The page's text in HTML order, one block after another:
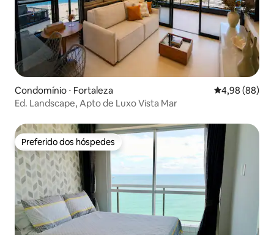
Condomínio ⋅ Fortaleza 4,98 de uma
4,98 (88)
Ed. Landscape, Apto de Luxo Vista Mar
Preferido dos hóspedes
Preferido dos hóspedes